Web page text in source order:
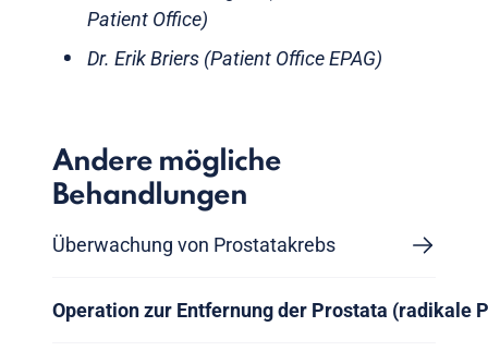
Patient Office)
Dr. Erik Briers (Patient Office EPAG)
Andere mögliche
Behandlungen
Überwachung von Prostatakrebs
Operation zur Entfernung der Prostata (radikale